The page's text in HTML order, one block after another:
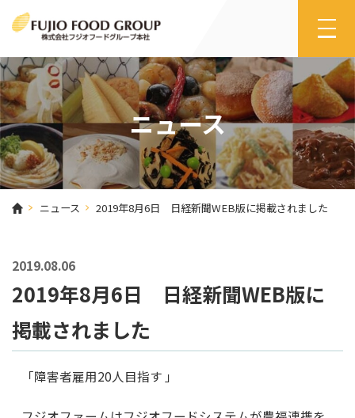
ニュース
ニュース 2019年8月6日 日経新聞WEB版に掲載されました
2019.08.06
2019年8月6日 日経新聞WEB版に
掲載されました
「障害者雇用20人目指す 」